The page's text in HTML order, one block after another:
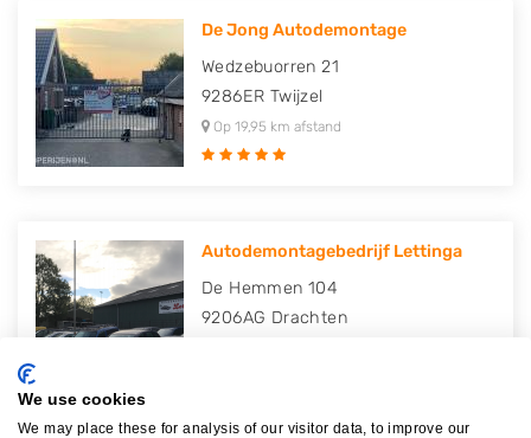
De Jong Autodemontage
Wedzebuorren 21
9286ER Twijzel
Op 19,95 km afstand
Autodemontagebedrijf Lettinga
De Hemmen 104
9206AG Drachten
We use cookies
We may place these for analysis of our visitor data, to improve our